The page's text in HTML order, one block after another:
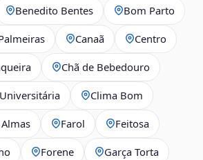
Benedito Bentes Bom Parto
Canaã Centro
Chã de Bebedouro
Clima Bom
Farol Feitosa
Forene Garça Torta